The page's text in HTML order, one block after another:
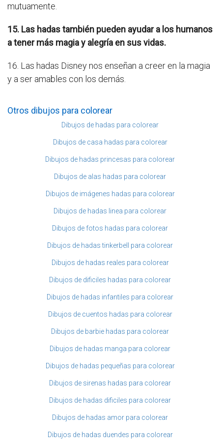
mutuamente.
15. Las hadas también pueden ayudar a los humanos
a tener más magia y alegría en sus vidas.
16. Las hadas Disney nos enseñan a creer en la magia
y a ser amables con los demás.
Otros dibujos para colorear
Dibujos de hadas para colorear
Dibujos de casa hadas para colorear
Dibujos de hadas princesas para colorear
Dibujos de alas hadas para colorear
Dibujos de imágenes hadas para colorear
Dibujos de hadas linea para colorear
Dibujos de fotos hadas para colorear
Dibujos de hadas tinkerbell para colorear
Dibujos de hadas reales para colorear
Dibujos de dificiles hadas para colorear
Dibujos de hadas infantiles para colorear
Dibujos de cuentos hadas para colorear
Dibujos de barbie hadas para colorear
Dibujos de hadas manga para colorear
Dibujos de hadas pequeñas para colorear
Dibujos de sirenas hadas para colorear
Dibujos de hadas dificiles para colorear
Dibujos de hadas amor para colorear
Dibujos de hadas duendes para colorear